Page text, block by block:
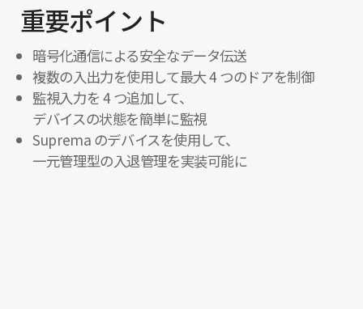
重要ポイント
暗号化通信による安全なデータ伝送
複数の入出力を使用して最大 4 つのドアを制御
監視入力を 4 つ追加して、
デバイスの状態を簡単に監視
Suprema のデバイスを使用して、
一元管理型の入退管理を実装可能に